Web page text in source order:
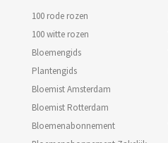
100 rode rozen
100 witte rozen
Bloemengids
Plantengids
Bloemist Amsterdam
Bloemist Rotterdam
Bloemenabonnement